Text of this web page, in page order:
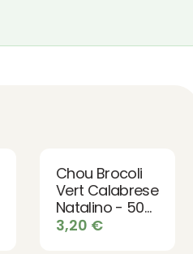
Chou Brocoli
Vert Calabrese
Natalino - 50
graines bio
3,20 €